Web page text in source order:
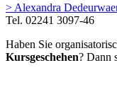
> Alexandra
Tel. 02241 3097-46
Haben Sie
Kursgeschehen? Dann